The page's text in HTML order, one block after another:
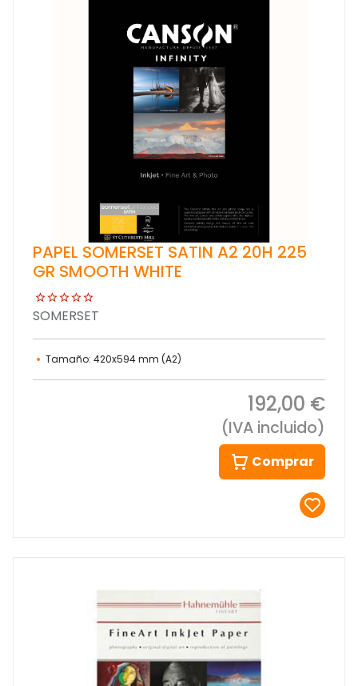
PAPEL SOMERSET SATIN A2 20H 225
GR SMOOTH WHITE
SOMERSET
Tamaño: 420x594 mm (A2)
192,00 €
(IVA incluido)
Comprar